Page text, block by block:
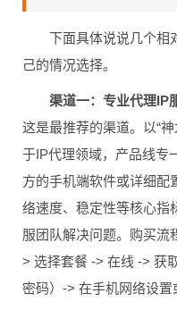
下面具体说说几个相
己的情况选择。
渠道一：专业代理IP
这是最推荐的渠道。以“
于IP代理领域，产品线专
方的手机端软件或详细配
络速度、稳定性等核心指
服团队解决问题。购买流
> 选择套餐 -> 在线 -> 获
密码）-> 在手机网络设置